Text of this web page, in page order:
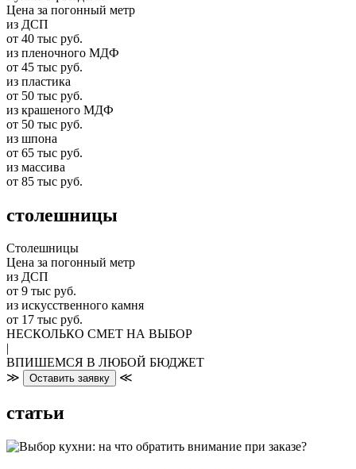
Цена за погонный метр
из ДСП
от 40 тыс руб.
из пленочного МДФ
от 45 тыс руб.
из пластика
от 50 тыс руб.
из крашеного МДФ
от 50 тыс руб.
из шпона
от 65 тыс руб.
из массива
от 85 тыс руб.
столешницы
Столешницы
Цена за погонный метр
из ДСП
от 9 тыс руб.
из искусственного камня
от 17 тыс руб.
НЕСКОЛЬКО СМЕТ НА ВЫБОР
ВПИШЕМСЯ В ЛЮБОЙ БЮДЖЕТ
≫
Оставить заявку ≪
статьи